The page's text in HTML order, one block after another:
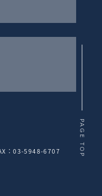
：03-5948-6707 PAGE TOP